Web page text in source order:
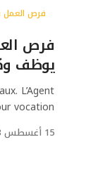
فرص
يوظف
L’Agent
vocation…
15 أغسطس 2023